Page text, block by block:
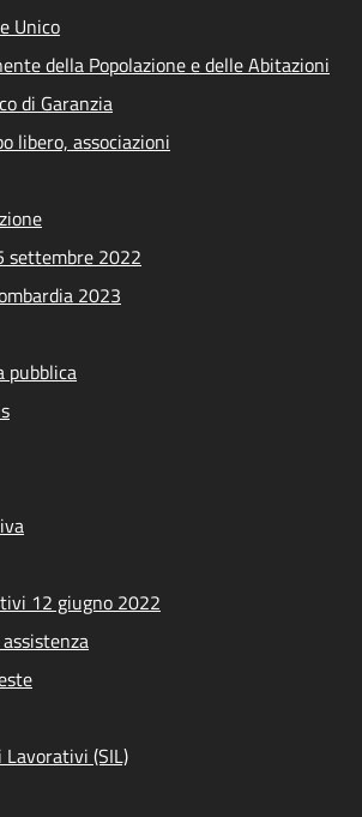
Unico
della Popolazione e delle Abitazioni
di Garanzia
libero, associazioni
settembre 2022
2023
pubblica
12 giugno 2022
(SIL)